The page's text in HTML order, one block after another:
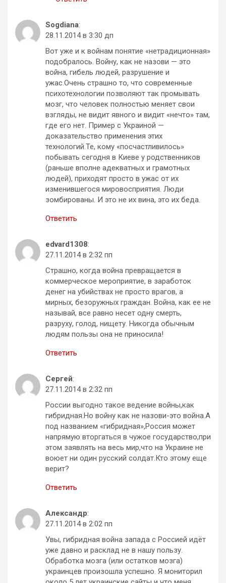
Sogdiana:
28.11.2014 в 3:30 дп
Вот уже и к войнам понятие «нетрадиционная»
подобралось. Войну, как не назови — это
война, гибель людей, разрушение и
ужас.Очень страшно то, что современные
психотехнологии позволяют так промывать
мозг, что человек полностью меняет свои
взгляды, не видит явного и видит «нечто» там,
где его нет. Пример с Украиной —
доказательство применения этих
технологий.Те, кому «посчастливилось»
побывать сегодня в Киеве у родственников
(раньше вполне адекватных и грамотных
людей), приходят просто в ужас от их
изменившегося мировосприятия. Люди
зомбированы. И это не их вина, это их беда.
Ответить
edvard1308:
27.11.2014 в 2:32 пп
Страшно, когда война превращается в
коммерческое мероприятие, в заработок
денег на убийствах не просто врагов, а
мирных, безоружных граждан. Война, как ее не
называй, все равно несет одну смерть,
разруху, голод, нищету. Никогда обычным
людям пользы она не приносила!
Ответить
Сергей:
27.11.2014 в 2:32 пп
России выгодно такое ведение войны,как
гибридная.Но войну как не назови-это война.А
под названием «гибридная»,Россия может
напрямую вторгаться в чужое государство,при
этом заявлять на весь мир,что на Украине не
воюет ни один русский солдат.Кто этому еще
верит?
Ответить
Александр:
27.11.2014 в 2:02 пп
Увы, гибридная война запада с Россией идёт
уже давно и расклад не в нашу пользу.
Обработка мозга (или остатков мозга)
украинцев произошла успешно. Я мониторил